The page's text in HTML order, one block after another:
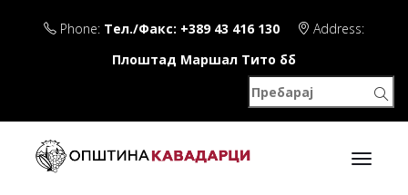
Phone: Тел./Факс: +389 43 416 130
Address:
Плоштад Маршал Тито бб